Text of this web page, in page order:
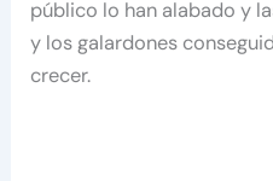
público lo han alabado y
y los galardones
crecer.